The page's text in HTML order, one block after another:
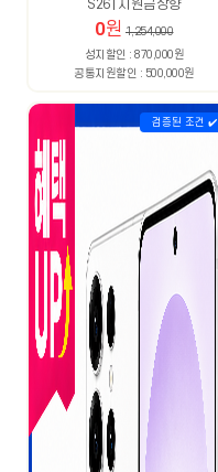
S26 | 지원금상향
0원 1,254,000
성지할인 : 870,000원
공통지원할인 : 500,000원
검증된 조건 ✔️